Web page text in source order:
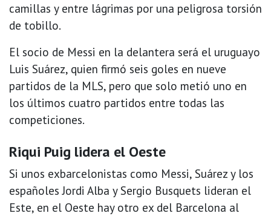
camillas y entre lágrimas por una peligrosa torsión
de tobillo.
El socio de Messi en la delantera será el uruguayo
Luis Suárez, quien firmó seis goles en nueve
partidos de la MLS, pero que solo metió uno en
los últimos cuatro partidos entre todas las
competiciones.
Riqui Puig lidera el Oeste
Si unos exbarcelonistas como Messi, Suárez y los
españoles Jordi Alba y Sergio Busquets lideran el
Este, en el Oeste hay otro ex del Barcelona al